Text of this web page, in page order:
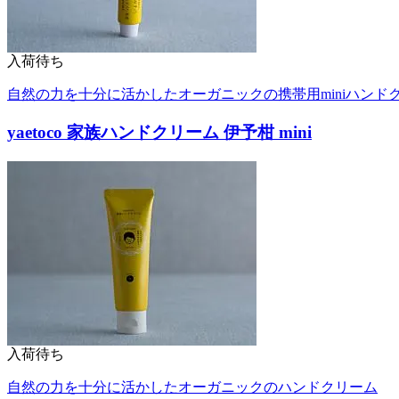
入荷待ち
自然の力を十分に活かしたオーガニックの携帯用miniハンド
yaetoco 家族ハンドクリーム 伊予柑 mini
入荷待ち
自然の力を十分に活かしたオーガニックのハンドクリーム